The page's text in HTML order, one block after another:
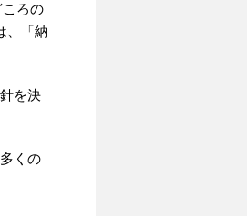
ろの
、「納
を決
くの